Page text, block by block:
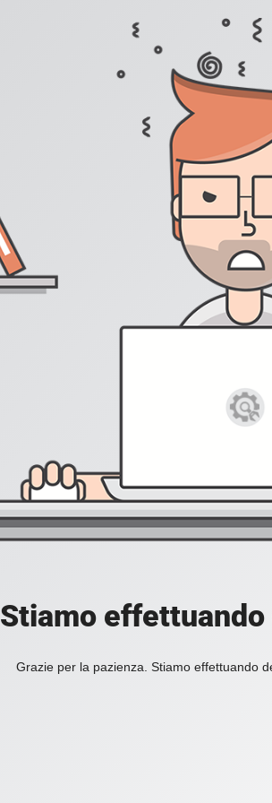
Stiamo
Grazie per la pazienza. Stiamo effettuando